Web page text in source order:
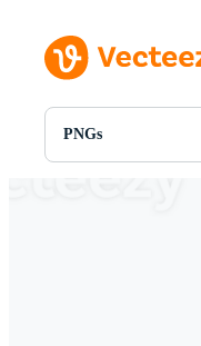
PNGs
Toutes Images